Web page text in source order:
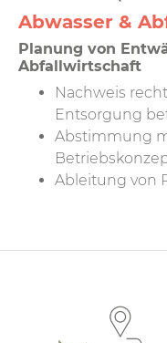
Abwasser &
Planung von
Abfallwirtschaft
Nachweis
Entsorgung
Abstimmung
Ableitung von